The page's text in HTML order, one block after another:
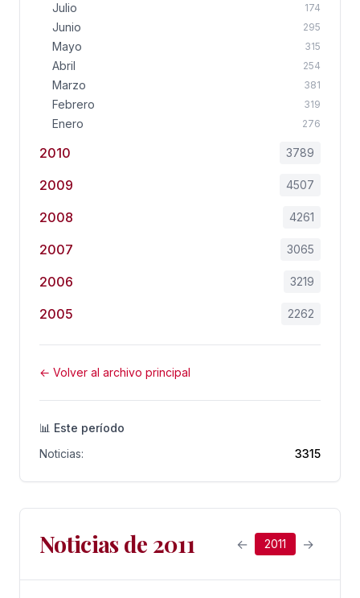
Julio 174
Junio 295
Mayo 315
Abril 254
Marzo 381
Febrero 319
Enero 276
2010 3789
2009 4507
2008 4261
2007 3065
2006 3219
2005 2262
← Volver al archivo principal
📊 Este período
Noticias:
3315
Noticias de 2011 ← 2011 →